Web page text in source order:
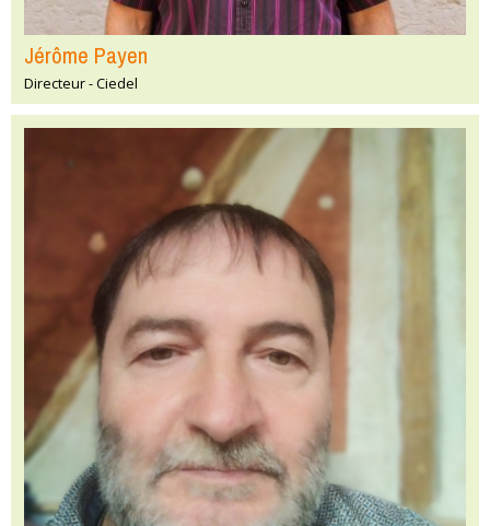
Jérôme Payen
Directeur - Ciedel